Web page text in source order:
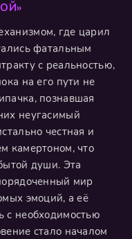
где царил
фатальным
с реальностью,
на его пути не
познавшая
неугасимый
честная и
камертоном, что
души. Эта
мир
эмоций, а её
с необходимостью
стало началом